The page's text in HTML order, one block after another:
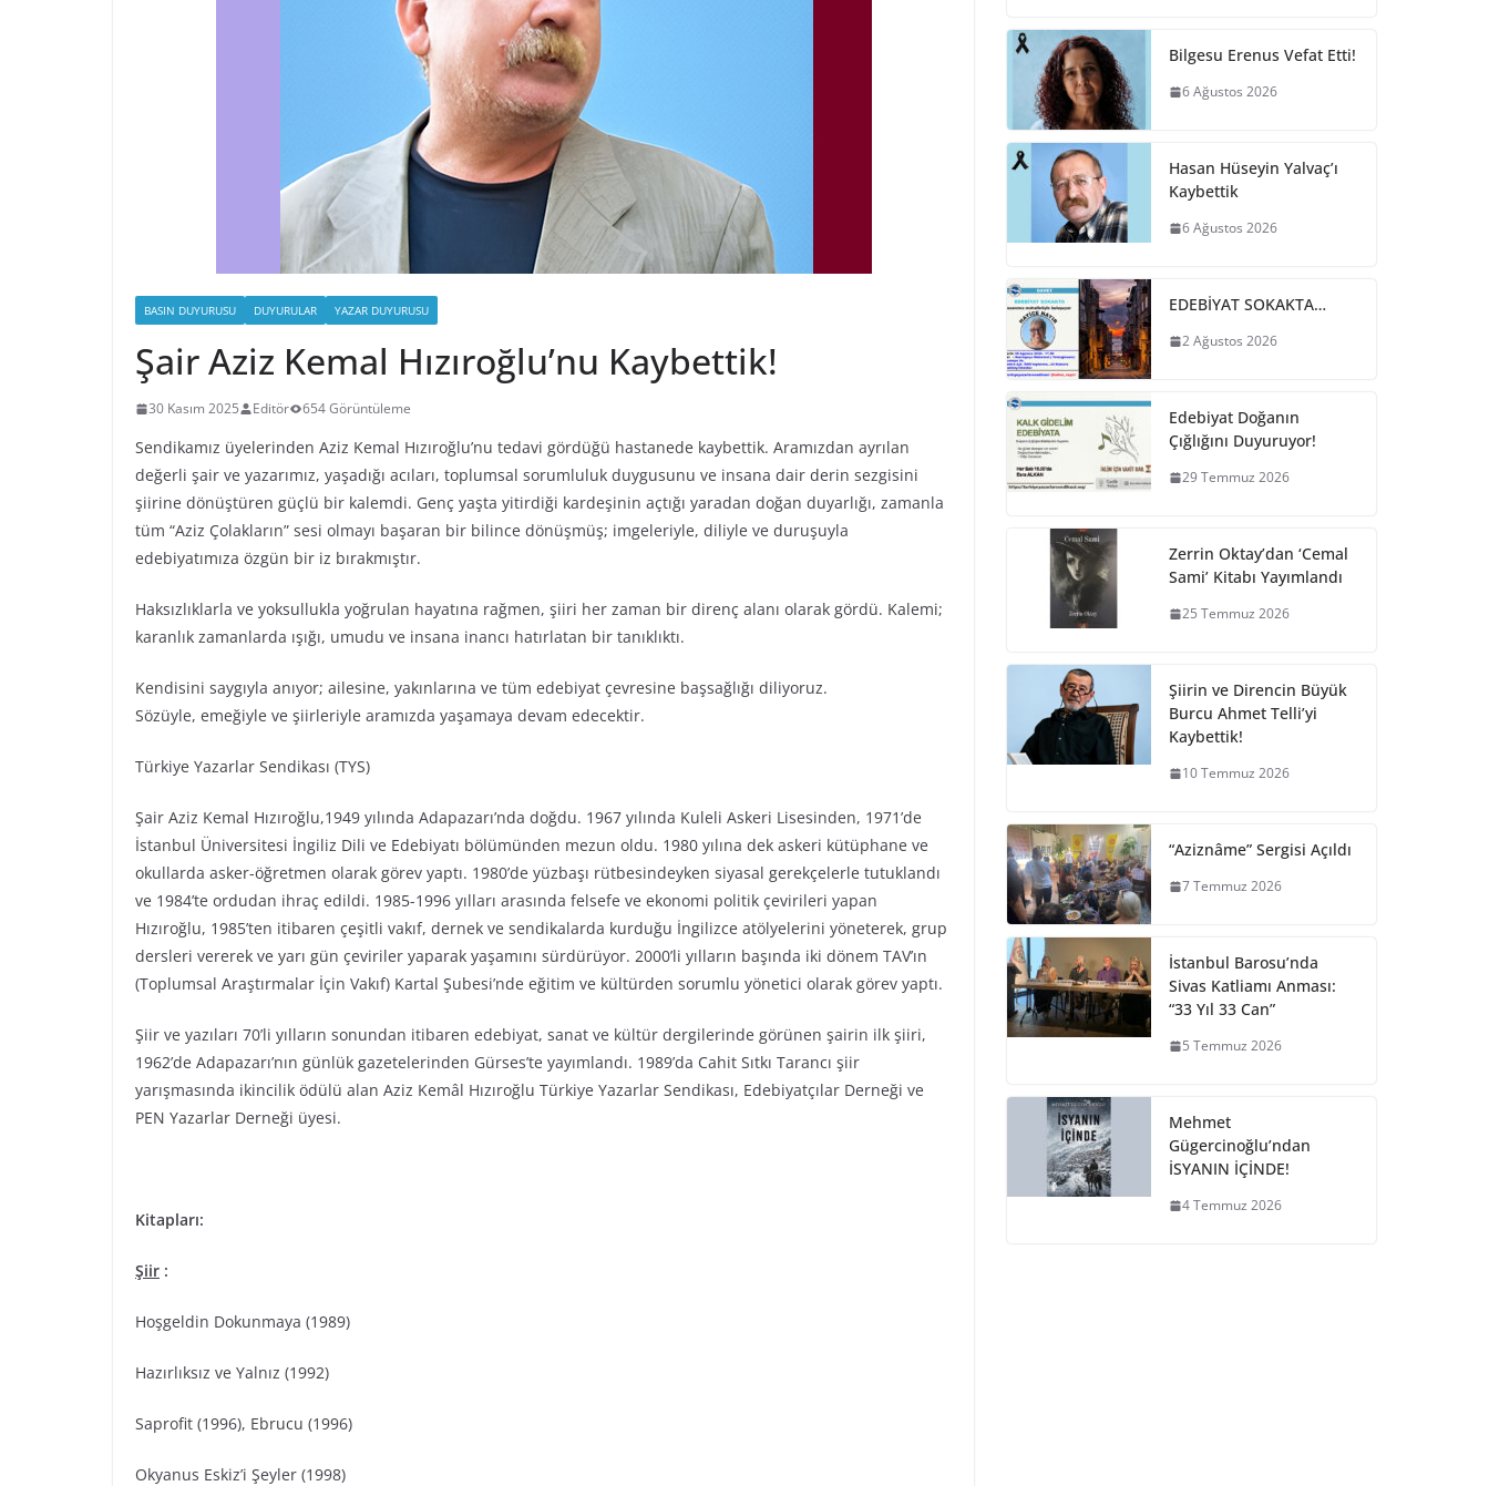
BASIN DUYURUSU DUYURULAR YAZAR DUYURUSU
Şair Aziz Kemal Hızıroğlu’nu Kaybettik!
30 Kasım 2025 Editör 654 Görüntüleme
Sendikamız üyelerinden Aziz Kemal Hızıroğlu’nu tedavi gördüğü hastanede kaybettik. Aramızdan ayrılan
değerli şair ve yazarımız, yaşadığı acıları, toplumsal sorumluluk duygusunu ve insana dair derin sezgisini
şiirine dönüştüren güçlü bir kalemdi. Genç yaşta yitirdiği kardeşinin açtığı yaradan doğan duyarlığı, zamanla
tüm “Aziz Çolakların” sesi olmayı başaran bir bilince dönüşmüş; imgeleriyle, diliyle ve duruşuyla
edebiyatımıza özgün bir iz bırakmıştır.
Haksızlıklarla ve yoksullukla yoğrulan hayatına rağmen, şiiri her zaman bir direnç alanı olarak gördü. Kalemi;
karanlık zamanlarda ışığı, umudu ve insana inancı hatırlatan bir tanıklıktı.
Kendisini saygıyla anıyor; ailesine, yakınlarına ve tüm edebiyat çevresine başsağlığı diliyoruz.
Sözüyle, emeğiyle ve şiirleriyle aramızda yaşamaya devam edecektir.
Türkiye Yazarlar Sendikası (TYS)
Şair Aziz Kemal Hızıroğlu,1949 yılında Adapazarı’nda doğdu. 1967 yılında Kuleli Askeri Lisesinden, 1971’de
İstanbul Üniversitesi İngiliz Dili ve Edebiyatı bölümünden mezun oldu. 1980 yılına dek askeri kütüphane ve
okullarda asker-öğretmen olarak görev yaptı. 1980’de yüzbaşı rütbesindeyken siyasal gerekçelerle tutuklandı
ve 1984’te ordudan ihraç edildi. 1985-1996 yılları arasında felsefe ve ekonomi politik çevirileri yapan
Hızıroğlu, 1985’ten itibaren çeşitli vakıf, dernek ve sendikalarda kurduğu İngilizce atölyelerini yöneterek, grup
dersleri vererek ve yarı gün çeviriler yaparak yaşamını sürdürüyor. 2000’li yılların başında iki dönem TAV’ın
(Toplumsal Araştırmalar İçin Vakıf) Kartal Şubesi’nde eğitim ve kültürden sorumlu yönetici olarak görev yaptı.
Şiir ve yazıları 70’li yılların sonundan itibaren edebiyat, sanat ve kültür dergilerinde görünen şairin ilk şiiri,
1962’de Adapazarı’nın günlük gazetelerinden Gürses’te yayımlandı. 1989’da Cahit Sıtkı Tarancı şiir
yarışmasında ikincilik ödülü alan Aziz Kemâl Hızıroğlu Türkiye Yazarlar Sendikası, Edebiyatçılar Derneği ve
PEN Yazarlar Derneği üyesi.
Kitapları:
Şiir :
Hoşgeldin Dokunmaya (1989)
Hazırlıksız ve Yalnız (1992)
Saprofit (1996), Ebrucu (1996)
Okyanus Eskiz’i Şeyler (1998)
Bilgesu Erenus Vefat Etti!
6 Ağustos 2026
Hasan Hüseyin Yalvaç’ı
Kaybettik
6 Ağustos 2026
EDEBİYAT SOKAKTA…
2 Ağustos 2026
Edebiyat Doğanın
Çığlığını Duyuruyor!
29 Temmuz 2026
Zerrin Oktay’dan ‘Cemal
Sami’ Kitabı Yayımlandı
25 Temmuz 2026
Şiirin ve Direncin Büyük
Burcu Ahmet Telli’yi
Kaybettik!
10 Temmuz 2026
“Aziznâme” Sergisi Açıldı
7 Temmuz 2026
İstanbul Barosu’nda
Sivas Katliamı Anması:
“33 Yıl 33 Can”
5 Temmuz 2026
Mehmet
Gügercinoğlu’ndan
İSYANIN İÇİNDE!
4 Temmuz 2026